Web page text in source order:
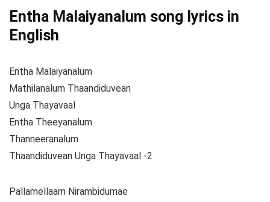
Entha Malaiyanalum song lyrics in
English
Entha Malaiyanalum
Mathilanalum Thaandiduvean
Unga Thayavaal
Entha Theeyanalum
Thanneeranalum
Thaandiduvean Unga Thayavaal -2
Pallamellaam Nirambidumae